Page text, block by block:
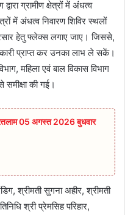
ग्रामीण क्षेत्रों में अंधत्व
में अंधत्व निवारण शिविर स्थलों
हेतु फ्लेक्‍स लगाए जाए। जिससे,
प्राप्‍त कर उनका लाभ ले सकें।
महिला एवं बाल विकास विभाग
समीक्षा की गई।
05 अगस्त 2026 बुधवार
श्रीमती सुगना अहीर, श्रीमती
श्री प्रेमसि‍ह परिहार,